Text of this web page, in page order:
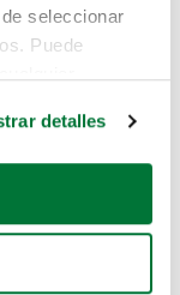
seleccionar
Puede
geográfica
activamente
detalles